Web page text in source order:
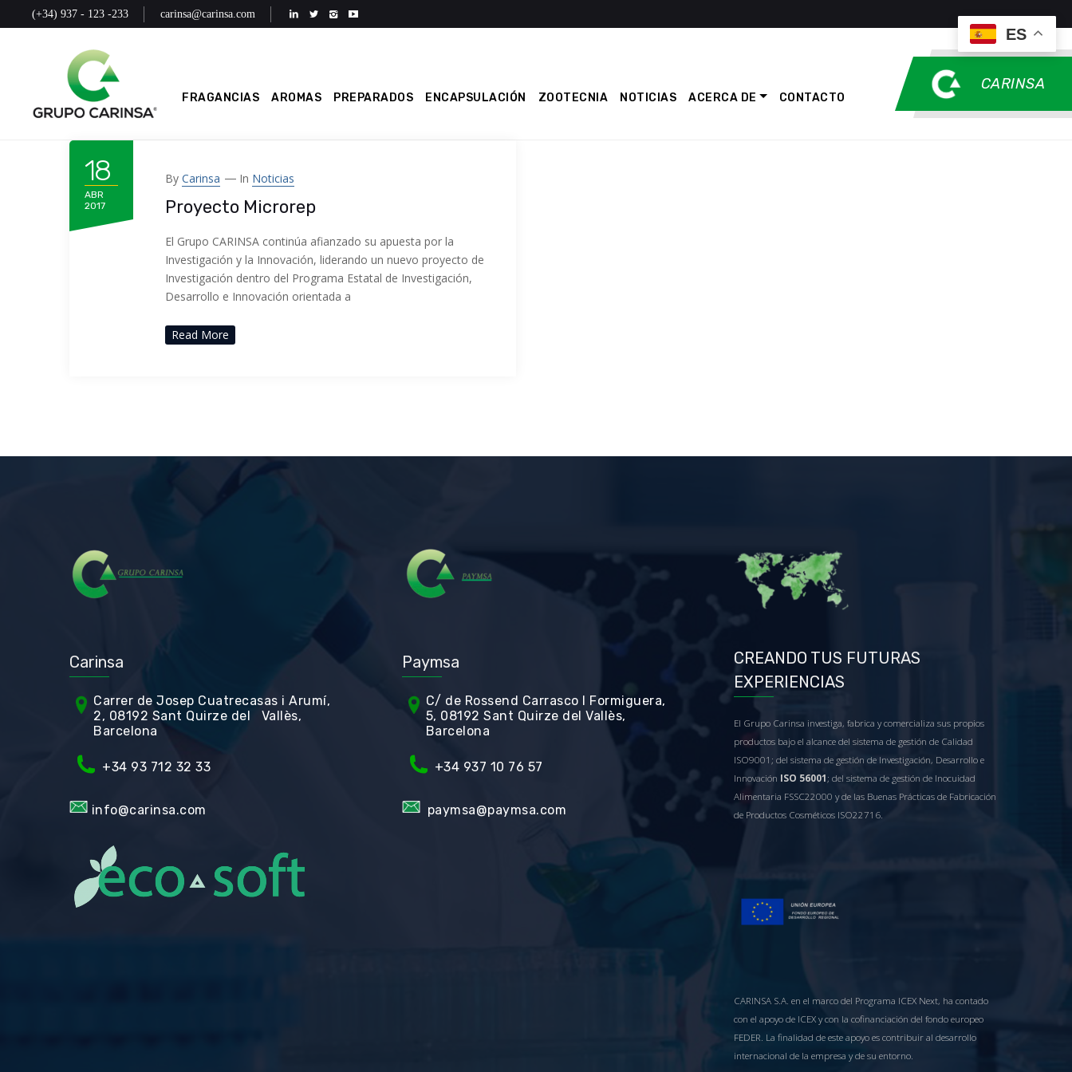
(+34) 937 - 123 -233 carinsa@carinsa.com
FRAGANCIAS AROMAS PREPARADOS ENCAPSULACIÓN ZOOTECNIA NOTICIAS ACERCA DE CONTACTO
CARINSA
18
ABR
2017
By Carinsa In Noticias
Proyecto Microrep
El Grupo CARINSA continúa afianzado su apuesta por la
Investigación y la Innovación, liderando un nuevo proyecto de
Investigación dentro del Programa Estatal de Investigación,
Desarrollo e Innovación orientada a
Read More
Carinsa
Carrer de Josep Cuatrecasas i Arumí,
2, 08192 Sant Quirze del Vallès,
Barcelona
+34 93 712 32 33
info@carinsa.com
Paymsa
C/ de Rossend Carrasco I Formiguera,
5, 08192 Sant Quirze del Vallès,
Barcelona
+34 937 10 76 57
paymsa@paymsa.com
CREANDO TUS FUTURAS
EXPERIENCIAS
El Grupo Carinsa investiga, fabrica y comercializa sus propios
productos bajo el alcance del sistema de gestión de Calidad
ISO9001; del sistema de gestión de Investigación, Desarrollo e
Innovación ISO 56001 ; del sistema de gestión de Inocuidad
Alimentaria FSSC22000 y de las Buenas Prácticas de Fabricación
de Productos Cosméticos ISO22716.
CARINSA S.A. en el marco del Programa ICEX Next, ha contado
con el apoyo de ICEX y con la cofinanciación del fondo europeo
FEDER. La finalidad de este apoyo es contribuir al desarrollo
internacional de la empresa y de su entorno.
ES